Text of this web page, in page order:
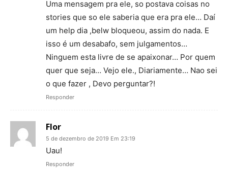
Uma mensagem pra ele, so postava coisas no
stories que so ele saberia que era pra ele… Daí
um help dia ,belw bloqueou, assim do nada. E
isso é um desabafo, sem julgamentos…
Ninguem esta livre de se apaixonar… Por quem
quer que seja… Vejo ele., Diariamente… Nao sei
o que fazer , Devo perguntar?!
Responder
Flor
5 de dezembro de 2019 Em 23:19
Uau!
Responder